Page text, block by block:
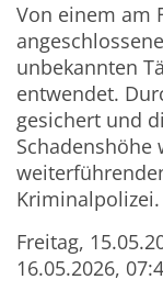
Von einem am
unbekannten
entwendet.
gesichert und
Schadenshöhe
Kriminalpolizei.
Freitag,
16.05.2026,